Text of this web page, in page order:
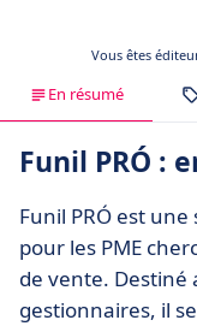
Vous êtes
En résumé
Funil PRÓ :
Funil PRÓ est
pour les PME
de vente.
gestionnaires, il